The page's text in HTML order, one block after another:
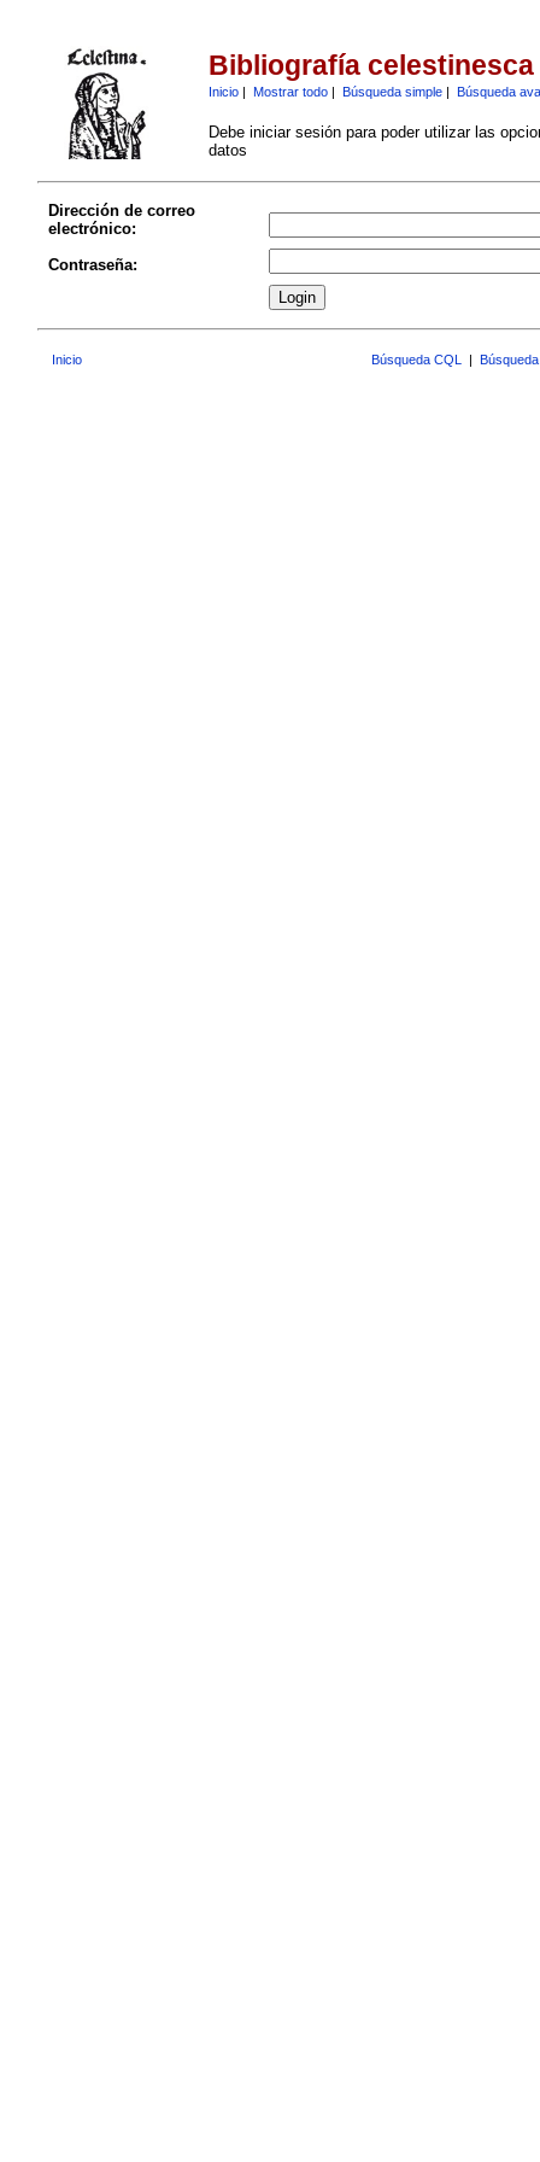
Bibliografía celestinesca
Inicio| Mostrar todo| Búsqueda simple| Búsqueda
Debe iniciar sesión para poder utilizar las
datos
Dirección de correo
electrónico:
Contraseña:
Inicio Búsqueda CQL |